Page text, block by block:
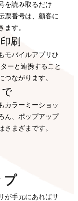
を読み取るだけ
票番号は、顧客に
ます。
刷
モバイルアプリひ
ーと連携すること
つながります。
で
カラーミーショッ
ん、ポップアップ
さまざまです。
プ
が手元にあればサ